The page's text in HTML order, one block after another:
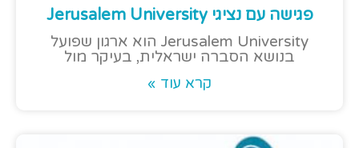
פגישה עם נציגי Jerusalem University
Jerusalem University הוא ארגון שפועל
בנושא הסברה ישראלית, בעיקר מול
קרא עוד »